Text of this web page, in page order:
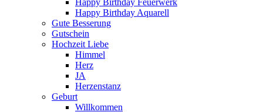
Happy Birthday Feuerwerk
Happy Birthday Aquarell
Gute Besserung
Gutschein
Hochzeit Liebe
Himmel
Herz
JA
Herzenstanz
Geburt
Willkommen